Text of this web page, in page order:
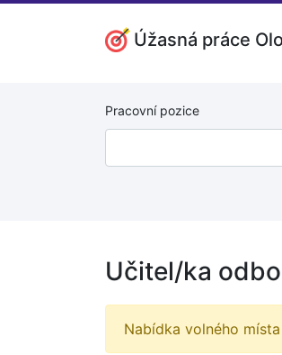
Úžasná práce
Pracovní pozice
Učitel/ka
Nabídka volného